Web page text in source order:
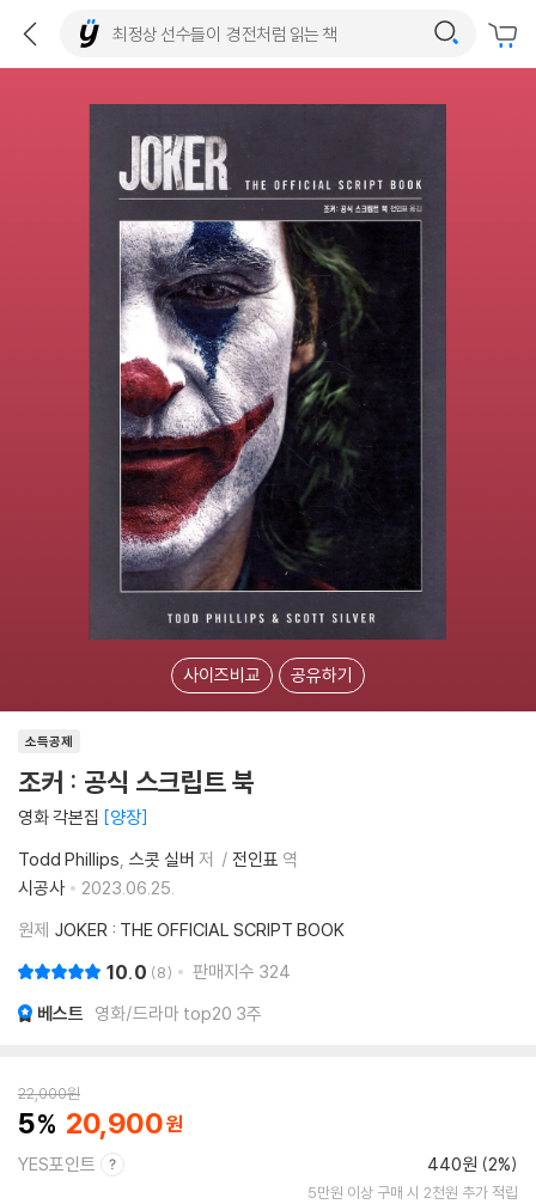
사이즈비교 공유하기
소득공제
조커 : 공식 스크립트 북
영화 각본집 양장
Todd Phillips 스콧 실버 저 전인표 역
시공사
2023.06.25.
원제 JOKER : THE OFFICIAL SCRIPT BOOK
10.0 8 판매지수 324
베스트 영화/드라마 top20 3주
22,000원
5 20,900
YES포인트 440원 (2%)
5만원 이상 구매 시 2천원 추가 적립